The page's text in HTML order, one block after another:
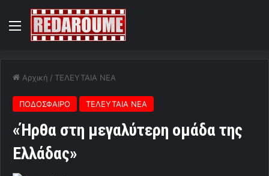
Menu
Αρχική / ΤΕΛΕΥΤΑΙΑ ΝΕΑ
ΠΟΔΟΣΦΑΙΡΟ ΤΕΛΕΥΤΑΙΑ ΝΕΑ
«Ήρθα στη μεγαλύτερη ομάδα της
Ελλάδας»